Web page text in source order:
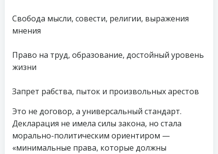
Свобода мысли, совести, религии, выражения
мнения
Право на труд, образование, достойный уровень
жизни
Запрет рабства, пыток и произвольных арестов
Это не договор, а универсальный стандарт.
Декларация не имела силы закона, но стала
морально-политическим ориентиром —
«минимальные права, которые должны